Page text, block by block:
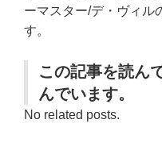
ーマスター/デ・ヴィル
す。
この記事を読ん
んでいます。
No related posts.